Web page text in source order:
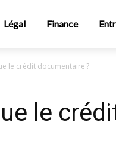
Légal Finance
le crédit documentaire ?
le